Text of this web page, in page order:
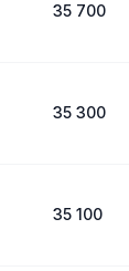
35 700
35 300
35 100